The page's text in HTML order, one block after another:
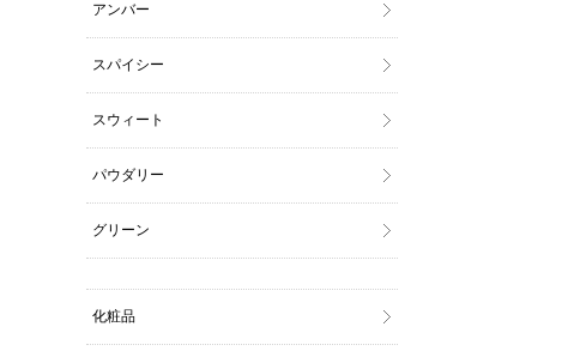
アンバー
スパイシー
スウィート
パウダリー
グリーン
化粧品